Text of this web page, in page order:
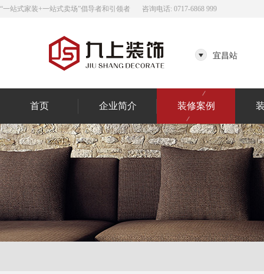
“一站式家装+一站式卖场”倡导者和引领者 咨询电话: 0717-6868 999
宜昌站
首页 企业简介 装修案例